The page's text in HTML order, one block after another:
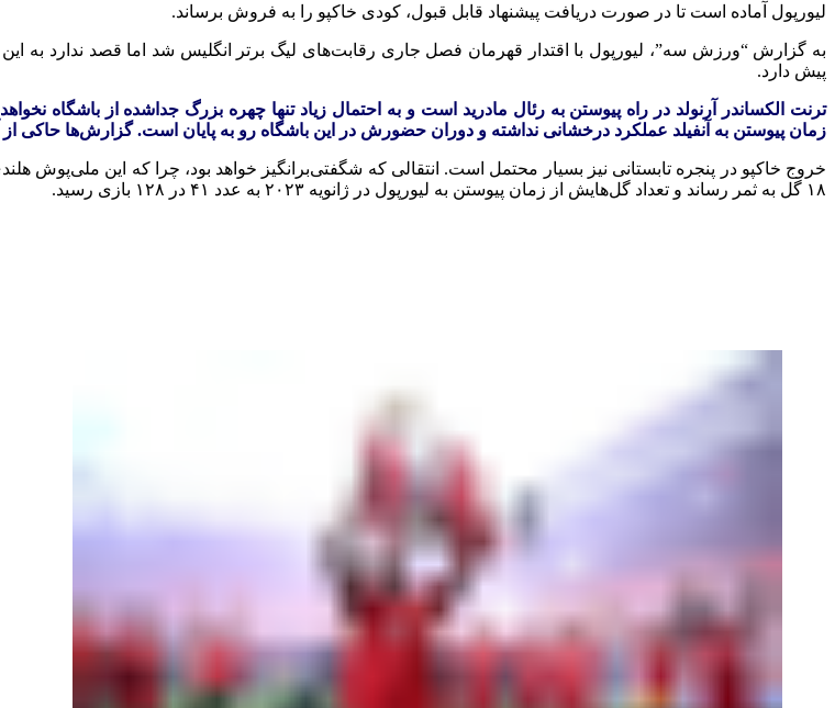
لیورپول آماده است تا در صورت دریافت پیشنهاد قابل قبول، کودی خاکپو را به فروش برساند.
به گزارش “ورزش سه”، لیورپول با اقتدار قهرمان فصل جاری رقابت‌های لیگ برتر انگلیس شد اما قصد ندارد به
پیش دارد.
ترنت الکساندر آرنولد در راه پیوستن به رئال مادرید است و به‌ احتمال زیاد تنها چهره بزرگ جداشده از باشگاه
زمان پیوستن به آنفیلد عملکرد درخشانی نداشته و دوران حضورش در این باشگاه رو به پایان است. گزارش‌ها حاکی
۱۸ گل به ثمر رساند و تعداد گل‌هایش از زمان پیوستن به لیورپول در ژانویه ۲۰۲۳ به عدد ۴۱ در ۱۲۸ بازی رسید.